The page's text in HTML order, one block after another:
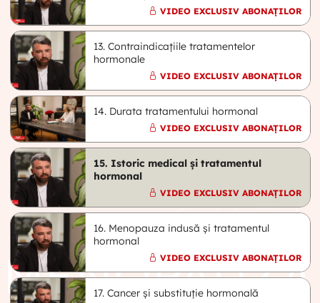
VIDEO EXCLUSIV ABONAȚILOR
13. Contraindicațiile tratamentelor
hormonale
VIDEO EXCLUSIV ABONAȚILOR
14. Durata tratamentului hormonal
VIDEO EXCLUSIV ABONAȚILOR
15. Istoric medical și tratamentul
hormonal
VIDEO EXCLUSIV ABONAȚILOR
16. Menopauza indusă și tratamentul
hormonal
VIDEO EXCLUSIV ABONAȚILOR
17. Cancer și substituție hormonală